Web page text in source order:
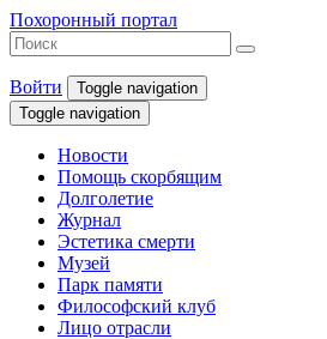
Похоронный портал
Войти
Toggle navigation
Toggle navigation
Новости
Помощь скорбящим
Долголетие
Журнал
Эстетика смерти
Музей
Парк памяти
Философский клуб
Лицо отрасли